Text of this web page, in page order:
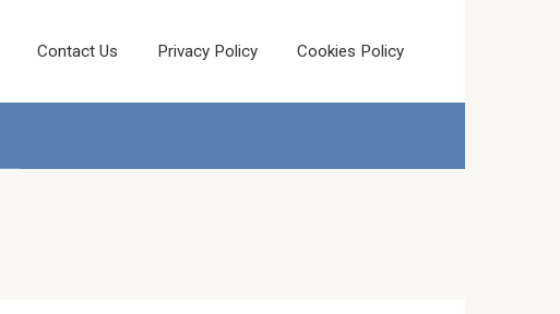
Contact Us Privacy Policy Cookies Policy